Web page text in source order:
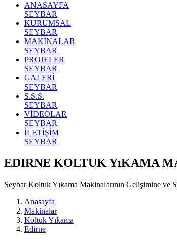
ANASAYFA
SEYBAR
KURUMSAL
SEYBAR
MAKİNALAR
SEYBAR
PROJELER
SEYBAR
GALERİ
SEYBAR
S.S.S.
SEYBAR
VİDEOLAR
SEYBAR
İLETİŞİM
SEYBAR
EDIRNE KOLTUK YıKAMA
Seybar Koltuk Yıkama Makinalarının Gelişimine ve
Anasayfa
Makinalar
Koltuk Yıkama
Edirne